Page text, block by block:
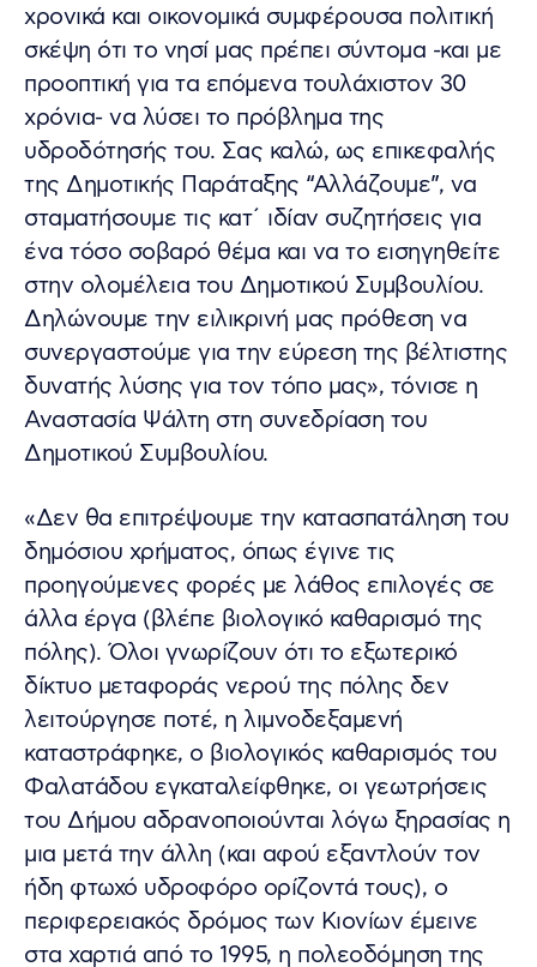
χρονικά και οικονομικά συμφέρουσα πολιτική
σκέψη ότι το νησί μας πρέπει σύντομα -και με
προοπτική για τα επόμενα τουλάχιστον 30
χρόνια- να λύσει το πρόβλημα της
υδροδότησής του. Σας καλώ, ως επικεφαλής
της Δημοτικής Παράταξης “Αλλάζουμε”, να
σταματήσουμε τις κατ΄ ιδίαν συζητήσεις για
ένα τόσο σοβαρό θέμα και να το εισηγηθείτε
στην ολομέλεια του Δημοτικού Συμβουλίου.
Δηλώνουμε την ειλικρινή μας πρόθεση να
συνεργαστούμε για την εύρεση της βέλτιστης
δυνατής λύσης για τον τόπο μας», τόνισε η
Αναστασία Ψάλτη στη συνεδρίαση του
Δημοτικού Συμβουλίου.
«Δεν θα επιτρέψουμε την κατασπατάληση του
δημόσιου χρήματος, όπως έγινε τις
προηγούμενες φορές με λάθος επιλογές σε
άλλα έργα (βλέπε βιολογικό καθαρισμό της
πόλης). Όλοι γνωρίζουν ότι το εξωτερικό
δίκτυο μεταφοράς νερού της πόλης δεν
λειτούργησε ποτέ, η λιμνοδεξαμενή
καταστράφηκε, ο βιολογικός καθαρισμός του
Φαλατάδου εγκαταλείφθηκε, οι γεωτρήσεις
του Δήμου αδρανοποιούνται λόγω ξηρασίας η
μια μετά την άλλη (και αφού εξαντλούν τον
ήδη φτωχό υδροφόρο ορίζοντά τους), ο
περιφερειακός δρόμος των Κιονίων έμεινε
στα χαρτιά από το 1995, η πολεοδόμηση της